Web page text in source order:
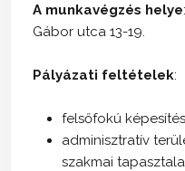
A munkavégzés helye
Gábor utca 13-19.
Pályázati feltételek:
felsőfokú képesítés
adminisztratív
szakmai